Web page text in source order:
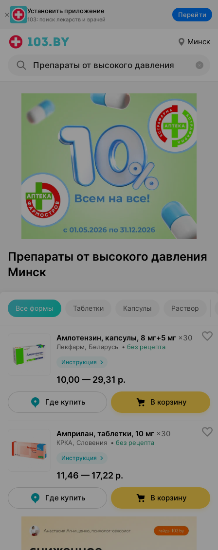
Установить приложение
103: поиск лекарств и врачей
Перейти
Минск
Препараты от высокого давления
Минск
Все формы Таблетки Капсулы Раствор
Амлотензин, капсулы, 8 мг+5 мг ×30
Лекфарм , Беларусь • без рецепта
Инструкция
10,00 — 29,31 р.
Где купить В корзину
Амприлан, таблетки, 10 мг ×30
КРКА , Словения • без рецепта
Инструкция
11,46 — 17,22 р.
Где купить В корзину